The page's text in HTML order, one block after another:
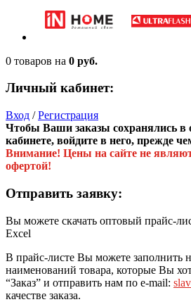
0 товаров на 0 руб.
Личный кабинет:
Вход /Регистрация
Чтобы Ваши заказы сохранялись в
кабинете, войдите в него, прежде
Внимание! Цены на сайте не
офертой!
Отправить заявку:
Вы можете скачать оптовый прайс-
Excel
В прайс-листе Вы можете заполнить
наименований товара, которые Вы
“Заказ” и отправить нам по e-mail:
качестве заказа.